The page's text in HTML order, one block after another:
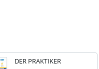
DER PRAKTIKER